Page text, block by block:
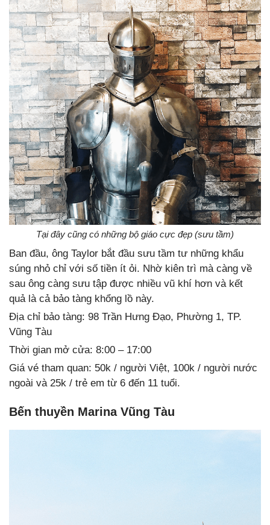
Tại đây cũng có những bộ giáo cực đẹp (sưu tầm)
Ban đầu, ông Taylor bắt đầu sưu tầm tư những khẩu
súng nhỏ chỉ với số tiền ít ỏi. Nhờ kiên trì mà càng về
sau ông càng sưu tập được nhiều vũ khí hơn và kết
quả là cả bảo tàng khổng lồ này.
Địa chỉ bảo tàng: 98 Trần Hưng Đạo, Phường 1, TP.
Vũng Tàu
Thời gian mở cửa: 8:00 – 17:00
Giá vé tham quan: 50k / người Việt, 100k / người nước
ngoài và 25k / trẻ em từ 6 đến 11 tuổi.
Bến thuyền Marina Vũng Tàu